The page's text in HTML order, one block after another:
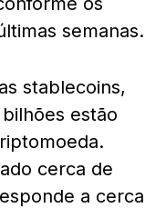
semanas.
stablecoins,
estão
cerca de
a cerca